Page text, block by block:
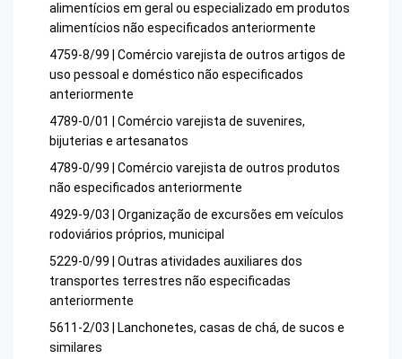
alimentícios em geral ou especializado em produtos
alimentícios não especificados anteriormente
4759-8/99 | Comércio varejista de outros artigos de
uso pessoal e doméstico não especificados
anteriormente
4789-0/01 | Comércio varejista de suvenires,
bijuterias e artesanatos
4789-0/99 | Comércio varejista de outros produtos
não especificados anteriormente
4929-9/03 | Organização de excursões em veículos
rodoviários próprios, municipal
5229-0/99 | Outras atividades auxiliares dos
transportes terrestres não especificadas
anteriormente
5611-2/03 | Lanchonetes, casas de chá, de sucos e
similares